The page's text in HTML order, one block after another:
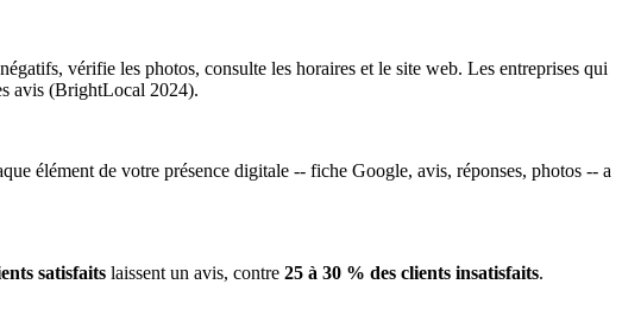
vérifie les photos, consulte les horaires et le site web. Les entreprises qui
avis (BrightLocal 2024).
élément de votre présence digitale -- fiche Google, avis, réponses, photos -- a
satisfaits laissent un avis, contre 25 à 30 % des clients insatisfaits.